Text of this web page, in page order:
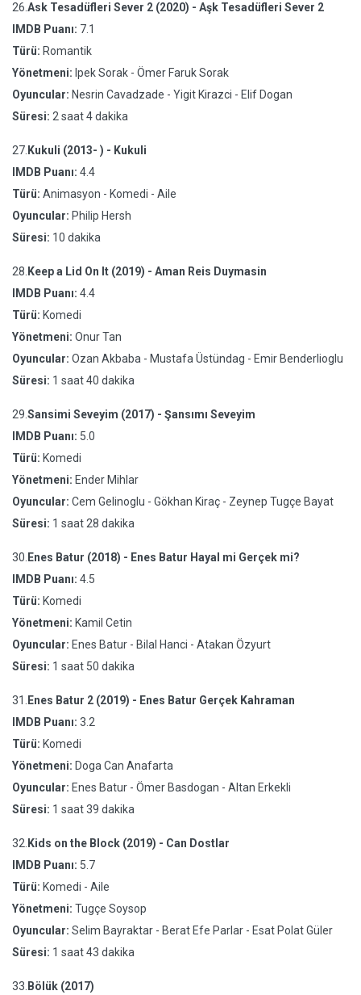
26. Ask Tesadüfleri Sever 2 (2020) - Aşk Tesadüfleri Sever 2
IMDB Puanı: 7.1
Türü: Romantik
Yönetmeni: Ipek Sorak - Ömer Faruk Sorak
Oyuncular: Nesrin Cavadzade - Yigit Kirazci - Elif Dogan
Süresi: 2 saat 4 dakika
27. Kukuli (2013- ) - Kukuli
IMDB Puanı: 4.4
Türü: Animasyon - Komedi - Aile
Oyuncular: Philip Hersh
Süresi: 10 dakika
28. Keep a Lid On It (2019) - Aman Reis Duymasin
IMDB Puanı: 4.4
Türü: Komedi
Yönetmeni: Onur Tan
Oyuncular: Ozan Akbaba - Mustafa Üstündag - Emir Benderlioglu
Süresi: 1 saat 40 dakika
29. Sansimi Seveyim (2017) - Şansımı Seveyim
IMDB Puanı: 5.0
Türü: Komedi
Yönetmeni: Ender Mihlar
Oyuncular: Cem Gelinoglu - Gökhan Kiraç - Zeynep Tugçe Bayat
Süresi: 1 saat 28 dakika
30. Enes Batur (2018) - Enes Batur Hayal mi Gerçek mi?
IMDB Puanı: 4.5
Türü: Komedi
Yönetmeni: Kamil Cetin
Oyuncular: Enes Batur - Bilal Hanci - Atakan Özyurt
Süresi: 1 saat 50 dakika
31. Enes Batur 2 (2019) - Enes Batur Gerçek Kahraman
IMDB Puanı: 3.2
Türü: Komedi
Yönetmeni: Doga Can Anafarta
Oyuncular: Enes Batur - Ömer Basdogan - Altan Erkekli
Süresi: 1 saat 39 dakika
32. Kids on the Block (2019) - Can Dostlar
IMDB Puanı: 5.7
Türü: Komedi - Aile
Yönetmeni: Tugçe Soysop
Oyuncular: Selim Bayraktar - Berat Efe Parlar - Esat Polat Güler
Süresi: 1 saat 43 dakika
33. Bölük (2017)